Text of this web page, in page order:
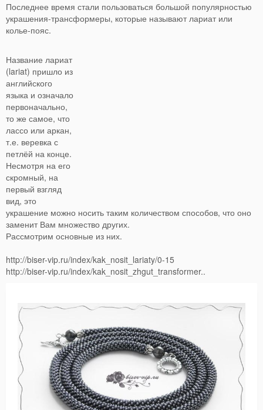
Последнее время стали пользоваться большой популярностью
украшения-трансформеры, которые называют лариат или
колье-пояс.
Название лариат
(lariat) пришло из
английского
языка и означало
первоначально,
то же самое, что
лассо или аркан,
т.е. веревка с
петлёй на конце.
Несмотря на его
скромный, на
первый взгляд
вид, это
украшение можно носить таким количеством способов, что оно
заменит Вам множество других.
Рассмотрим основные из них.
http://biser-vip.ru/index/kak_nosit_lariaty/0-15
http://biser-vip.ru/index/kak_nosit_zhgut_transformer..